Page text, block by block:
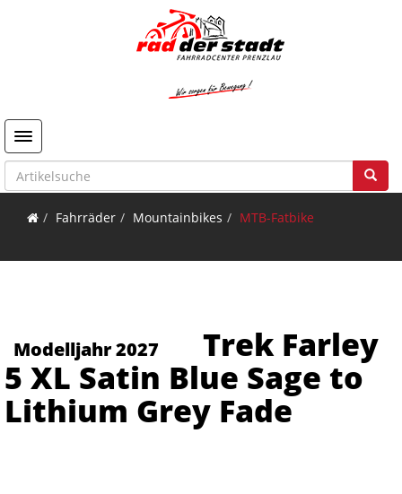
Toggle navigation
Fahrräder Mountainbikes MTB-Fatbike
Modelljahr 2027
Trek Farley
5 XL Satin Blue Sage to
Lithium Grey Fade